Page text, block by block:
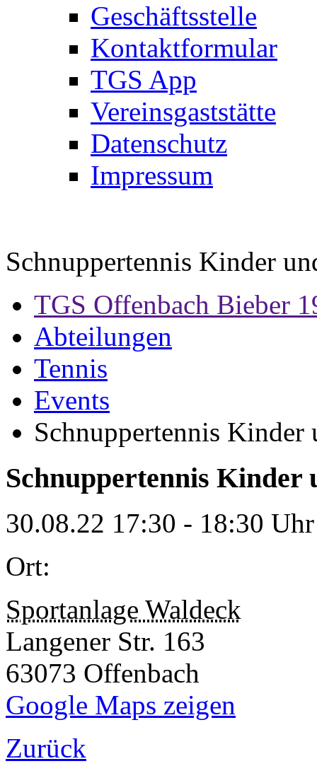
Geschäftsstelle
Kontaktformular
TGS App
Vereinsgaststätte
Datenschutz
Impressum
Schnuppertennis Kinder
TGS Offenbach Bieber
Abteilungen
Tennis
Events
Schnuppertennis Kinder
Schnuppertennis Kinder
30.08.22 17:30 - 18:30 Uhr
Ort:
Sportanlage Waldeck
Langener Str. 163
63073 Offenbach
Google Maps zeigen
Zurück